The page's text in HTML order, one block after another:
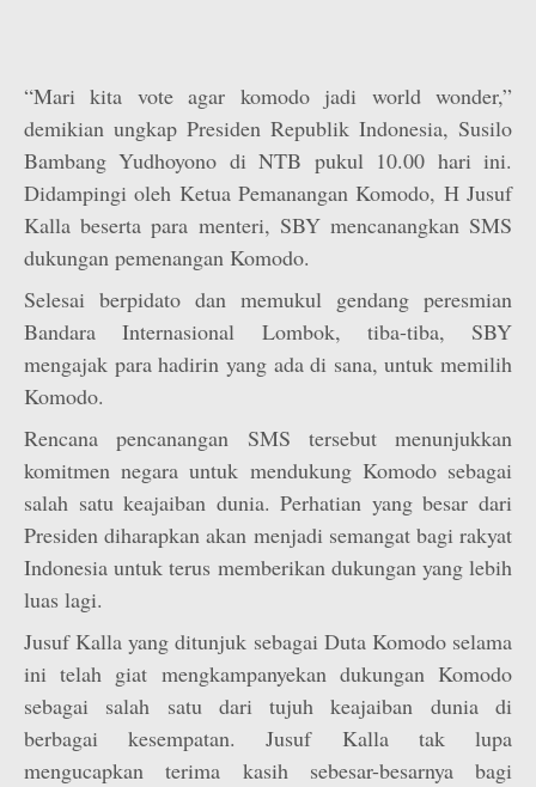
“Mari kita vote agar komodo jadi world wonder,”
demikian ungkap Presiden Republik Indonesia, Susilo
Bambang Yudhoyono di NTB pukul 10.00 hari ini.
Didampingi oleh Ketua Pemanangan Komodo, H Jusuf
Kalla beserta para menteri, SBY mencanangkan SMS
dukungan pemenangan Komodo.
Selesai berpidato dan memukul gendang peresmian
Bandara Internasional Lombok, tiba-tiba, SBY
mengajak para hadirin yang ada di sana, untuk memilih
Komodo.
Rencana pencanangan SMS tersebut menunjukkan
komitmen negara untuk mendukung Komodo sebagai
salah satu keajaiban dunia. Perhatian yang besar dari
Presiden diharapkan akan menjadi semangat bagi rakyat
Indonesia untuk terus memberikan dukungan yang lebih
luas lagi.
Jusuf Kalla yang ditunjuk sebagai Duta Komodo selama
ini telah giat mengkampanyekan dukungan Komodo
sebagai salah satu dari tujuh keajaiban dunia di
berbagai kesempatan. Jusuf Kalla tak lupa
mengucapkan terima kasih sebesar-besarnya bagi